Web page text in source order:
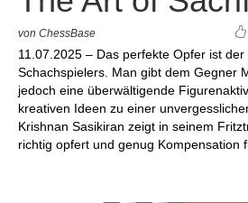
von ChessBase
11.07.2025 – Das perfekte Opfer ist
Schachspielers. Man gibt dem Gegner
jedoch eine überwältigende
kreativen Ideen zu einer
Krishnan Sasikiran zeigt in seinem
richtig opfert und genug Kompensation